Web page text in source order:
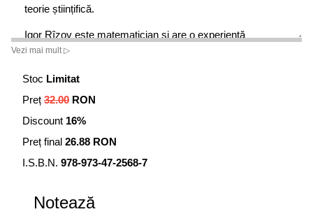
teorie științifică.
Igor Rîzov este matematician și are o experiență
comercială de aproape două decenii. A urmat programe
și Camp Negotiation Institute (SUA). Cărțile sale sunt
traduse în cinci limbi, o performanță unică pentru autorii
Vezi mai mult ▷
Stoc Limitat
Preț 32.00 RON
Discount 16%
Preț final 26.88 RON
I.S.B.N. 978-973-47-2568-7
Notează